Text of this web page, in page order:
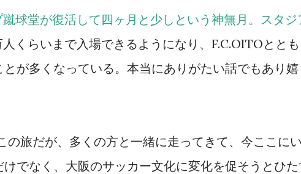
球堂が復活して四ヶ月と少しという神無月。スタジ
くらいまで入場できるようになり、F.C.OITOととも
が多くなっている。本当にありがたい話でもあり
の旅だが、多くの方と一緒に走ってきて、今ここに
でなく、大阪のサッカー文化に変化を促そうとひ